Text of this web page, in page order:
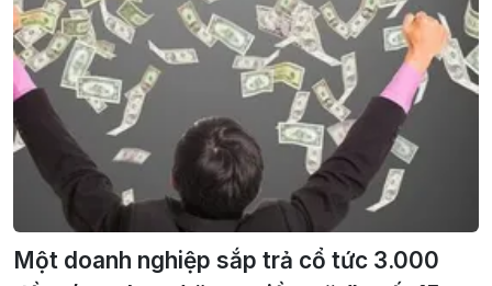
Một doanh nghiệp sắp trả cổ tức 3.000